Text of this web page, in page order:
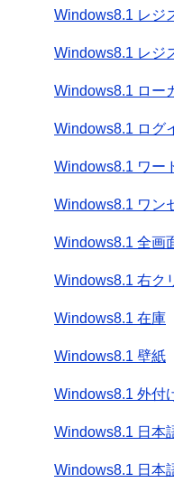
Windows8.1 レジ
Windows8.1 レジ
Windows8.1 ロー
Windows8.1 ログ
Windows8.1 ワー
Windows8.1 ワン
Windows8.1 全画
Windows8.1 右ク
Windows8.1 在庫
Windows8.1 壁紙
Windows8.1 外付
Windows8.1 日本
Windows8.1 日本